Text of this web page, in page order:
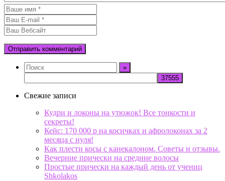
Свежие записи
Кудри и локоны на утюжок! Все тонкости и
секреты!
Кейс: 170 000 р на косичках и афролоконах за 2
месяца с нуля!
Как плести косы с канекалоном. Советы и отзывы.
Вечерние прически на средние волосы
Простые прически на каждый день от учениц
Shkolakos